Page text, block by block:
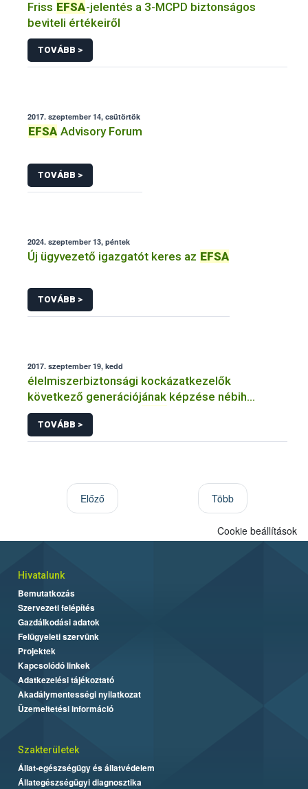
Friss EFSA-jelentés a 3-MCPD biztonságos
beviteli értékeiről
TOVÁBB >
2017. szeptember 14, csütörtök
EFSA Advisory Forum
TOVÁBB >
2024. szeptember 13, péntek
Új ügyvezető igazgatót keres az EFSA
TOVÁBB >
2017. szeptember 19, kedd
élelmiszerbiztonsági kockázatkezelők
következő generációjának képzése nébih
élelmiszer tudomány
TOVÁBB >
Előző Több
Cookie beállítások
Hivatalunk
Bemutatkozás
Szervezeti felépítés
Gazdálkodási adatok
Felügyeleti szervünk
Projektek
Kapcsolódó linkek
Adatkezelési tájékoztató
Akadálymentességi nyilatkozat
Üzemeltetési információ
Szakterületek
Állat-egészségügy és állatvédelem
Állategészségügyi diagnosztika